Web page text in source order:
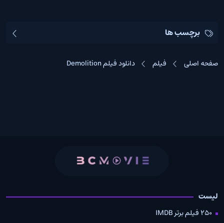
برچسب ها
صفحه اصلی فیلم دانلود فیلم Demolition
لیست
250 فیلم برتر IMDB